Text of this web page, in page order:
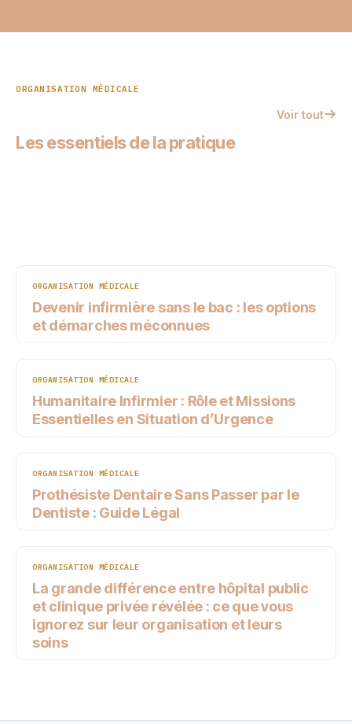
ORGANISATION MÉDICALE
Les essentiels de la pratique
Voir tout
ORGANISATION MÉDICALE
Devenir infirmière sans le bac : les options
et démarches méconnues
ORGANISATION MÉDICALE
Humanitaire Infirmier : Rôle et Missions
Essentielles en Situation d’Urgence
ORGANISATION MÉDICALE
Prothésiste Dentaire Sans Passer par le
Dentiste : Guide Légal
ORGANISATION MÉDICALE
La grande différence entre hôpital public
et clinique privée révélée : ce que vous
ignorez sur leur organisation et leurs
soins